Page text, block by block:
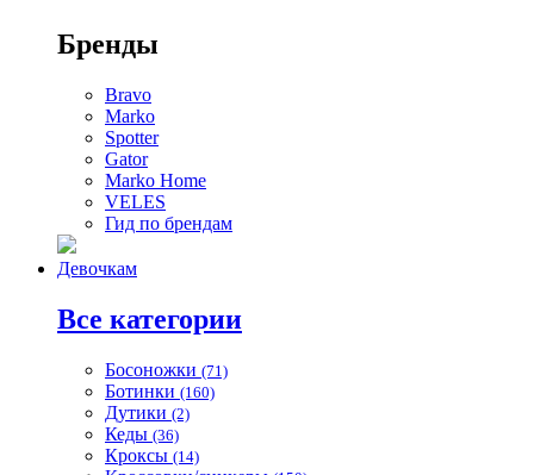
Бренды
Bravo
Marko
Spotter
Gator
Marko Home
VELES
Гид по брендам
Девочкам
Все категории
Босоножки (71)
Ботинки (160)
Дутики (2)
Кеды (36)
Кроксы (14)